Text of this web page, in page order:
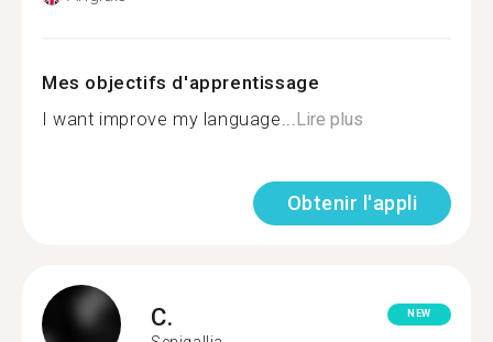
Mes objectifs d'apprentissage
I want improve my language...Lire plus
Obtenir l'appli
C. NEW